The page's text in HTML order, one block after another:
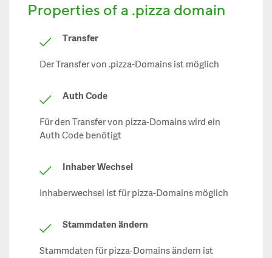
Properties of a .pizza domain
Transfer
Der Transfer von .pizza-Domains ist möglich
Auth Code
Für den Transfer von pizza-Domains wird ein
Auth Code benötigt
Inhaber Wechsel
Inhaberwechsel ist für pizza-Domains möglich
Stammdaten ändern
Stammdaten für pizza-Domains ändern ist